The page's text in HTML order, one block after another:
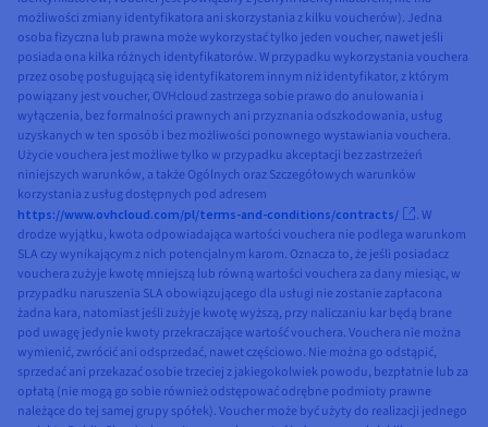
możliwości zmiany identyfikatora ani skorzystania z kilku voucherów). Jedna
osoba fizyczna lub prawna może wykorzystać tylko jeden voucher, nawet jeśli
posiada ona kilka różnych identyfikatorów. W przypadku wykorzystania vouchera
przez osobę posługującą się identyfikatorem innym niż identyfikator, z którym
powiązany jest voucher, OVHcloud zastrzega sobie prawo do anulowania i
wyłączenia, bez formalności prawnych ani przyznania odszkodowania, usług
uzyskanych w ten sposób i bez możliwości ponownego wystawiania vouchera.
Użycie vouchera jest możliwe tylko w przypadku akceptacji bez zastrzeżeń
niniejszych warunków, a także Ogólnych oraz Szczegółowych warunków
korzystania z usług dostępnych pod adresem
https://www.ovhcloud.com/pl/terms-and-conditions/contracts/
. W
drodze wyjątku, kwota odpowiadająca wartości vouchera nie podlega warunkom
SLA czy wynikającym z nich potencjalnym karom. Oznacza to, że jeśli posiadacz
vouchera zużyje kwotę mniejszą lub równą wartości vouchera za dany miesiąc, w
przypadku naruszenia SLA obowiązującego dla usługi nie zostanie zapłacona
żadna kara, natomiast jeśli zużyje kwotę wyższą, przy naliczaniu kar będą brane
pod uwagę jedynie kwoty przekraczające wartość vouchera. Vouchera nie można
wymienić, zwrócić ani odsprzedać, nawet częściowo. Nie można go odstąpić,
sprzedać ani przekazać osobie trzeciej z jakiegokolwiek powodu, bezpłatnie lub za
opłatą (nie mogą go sobie również odstępować odrębne podmioty prawne
należące do tej samej grupy spółek). Voucher może być użyty do realizacji jednego